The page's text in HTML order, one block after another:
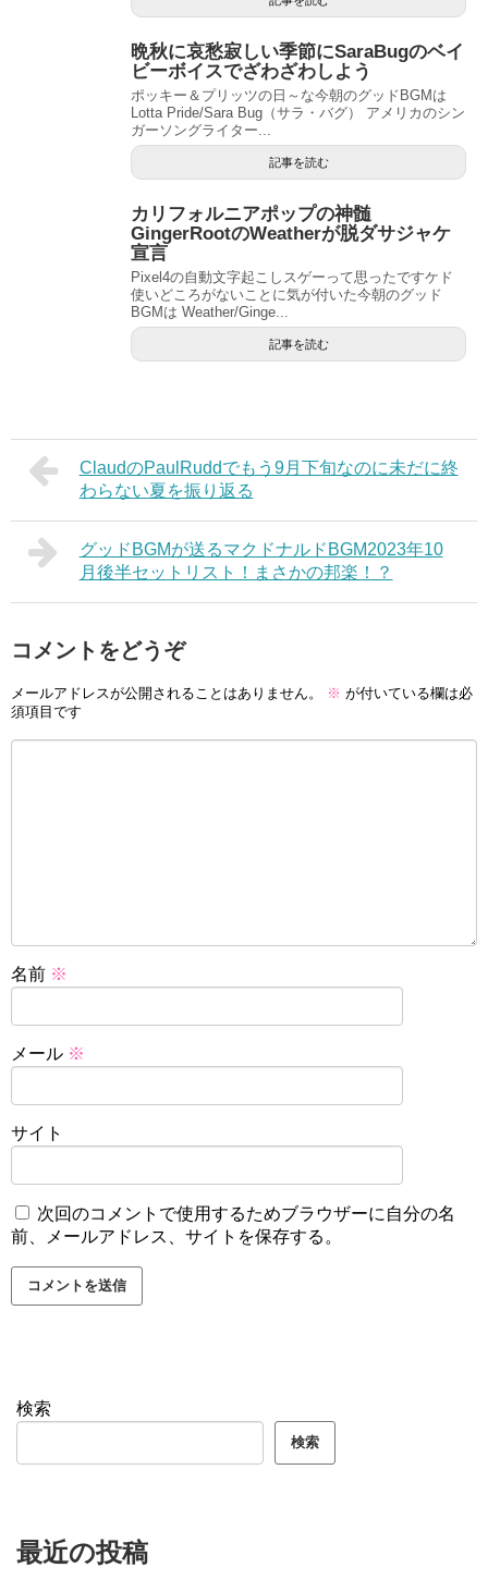
晩秋に哀愁寂しい季節にSaraBugのベイ
ビーボイスでざわざわしよう
ポッキー＆プリッツの日～な今朝のグッドBGMは
Lotta Pride/Sara Bug（サラ・バグ） アメリカのシン
ガーソングライター...
記事を読む
カリフォルニアポップの神髄
GingerRootのWeatherが脱ダサジャケ
宣言
Pixel4の自動文字起こしスゲーって思ったですケド
使いどころがないことに気が付いた今朝のグッド
BGMは Weather/Ginge...
記事を読む
ClaudのPaulRuddでもう9月下旬なのに未だに終
わらない夏を振り返る
グッドBGMが送るマクドナルドBGM2023年10
月後半セットリスト！まさかの邦楽！？
コメントをどうぞ
メールアドレスが公開されることはありません。 ※ が付いている欄は必
須項目です
名前 ※
メール ※
サイト
次回のコメントで使用するためブラウザーに自分の名
前、メールアドレス、サイトを保存する。
検索
検索
最近の投稿